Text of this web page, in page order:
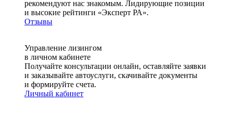
рекомендуют нас знакомым. Лидирующие позиции
и высокие рейтинги «Эксперт РА».
Отзывы
Управление лизингом
в личном кабинете
Получайте консультации онлайн, оставляйте заявки
и заказывайте автоуслуги, скачивайте документы
и формируйте счета.
Личный кабинет